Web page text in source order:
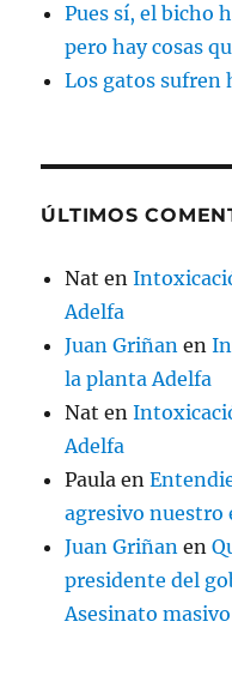
Pues sí, el bicho
pero hay cosas
Los gatos sufren
ÚLTIMOS
Nat en
Adelfa
Juan Griñan en
la planta Adelfa
Nat en
Adelfa
Paula en
agresivo nuestro
Juan Griñan en
presidente del
Asesinato